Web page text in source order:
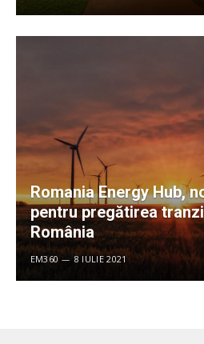
Romania Energy Hub,
pentru pregătirea
România
EM360 8 IULIE 2021